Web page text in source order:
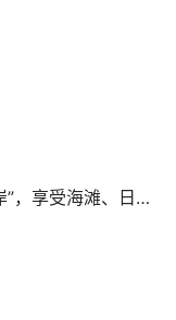
滩、日出与水上活动